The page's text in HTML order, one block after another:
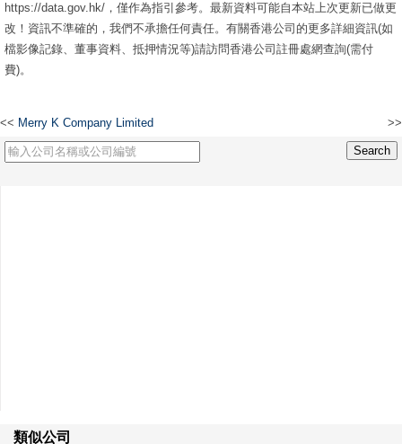
https://data.gov.hk/，僅作為指引參考。最新資料可能自本站上次更新已做更
改！資訊不準確的，我們不承擔任何責任。有關香港公司的更多詳細資訊(如
檔影像記錄、董事資料、抵押情況等)請訪問香港公司註冊處網查詢(需付
費)。
<< Merry K Company Limited >>
類似公司